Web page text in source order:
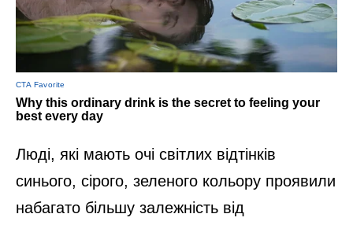
Люді, які мають очі світлих відтінків
синього, сірого, зеленого кольору проявили
набагато більшу залежність від